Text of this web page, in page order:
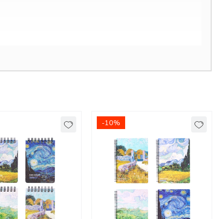
đẹp mắt
-10%